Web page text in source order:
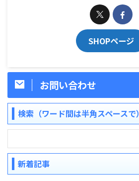
SHOPページ
お問い合わせ
検索（ワード間は半角スペースで）
新着記事